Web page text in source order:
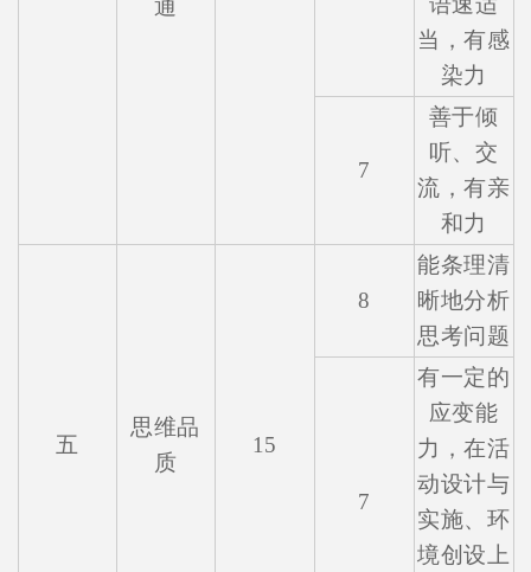
通
当，有感
染力
7
善于倾
听、交
流，有亲
和力
五
思维品
质
15
8
能条理清
晰地分析
思考问题
7
有一定的
应变能
力，在活
动设计与
实施、环
境创设上